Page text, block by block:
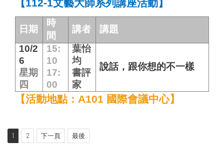
【112-1文藝大師系列講座活動】
日期
時
間
講者
講題
10/2
6
星期
四
15:
10
17:
00
葉怡
均
書評
家
說話，跟你想的不一樣
【活動地點：A101 國際會議中心】
1 2 下一頁 最後